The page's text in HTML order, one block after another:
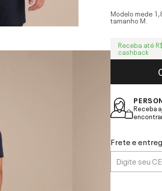
Modelo mede
tamanho M
Receba até
cashback
Receba
Frete e